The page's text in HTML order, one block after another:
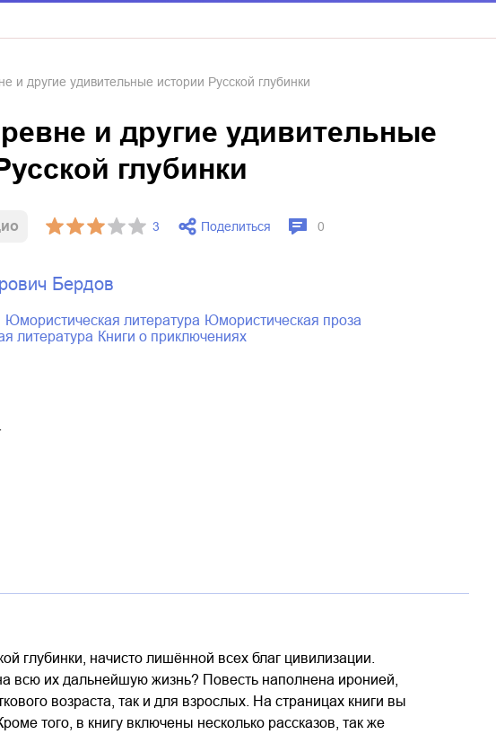
и другие удивительные истории Русской глубинки
и другие удивительные
глубинки
3 Поделиться 0
Бердов
юмористическая литература
юмористическая проза
литература
книги о приключениях
глубинки, начисто лишённой всех благ цивилизации.
всю их дальнейшую жизнь? Повесть наполнена иронией,
возраста, так и для взрослых. На страницах книги вы
того, в книгу включены несколько рассказов, так же